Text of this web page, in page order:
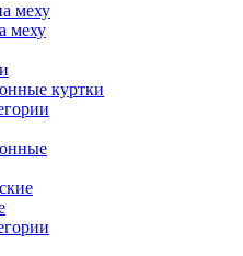
меху
меху
куртки